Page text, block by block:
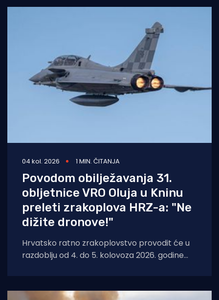
04 kol. 2026 1 MIN. ČITANJA
Povodom obilježavanja 31.
obljetnice VRO Oluja u Kninu
preleti zrakoplova HRZ-a: "Ne
dižite dronove!"
Hrvatsko ratno zrakoplovstvo provodit će u
razdoblju od 4. do 5. kolovoza 2026. godine